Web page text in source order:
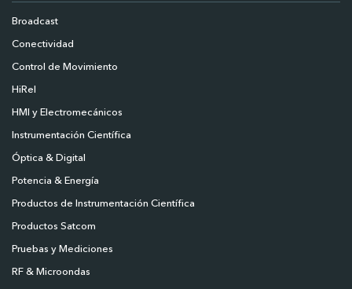
Broadcast
Conectividad
Control de Movimiento
HiRel
HMI y Electromecánicos
Instrumentación Científica
Óptica & Digital
Potencia & Energía
Productos de Instrumentación Científica
Productos Satcom
Pruebas y Mediciones
RF & Microondas